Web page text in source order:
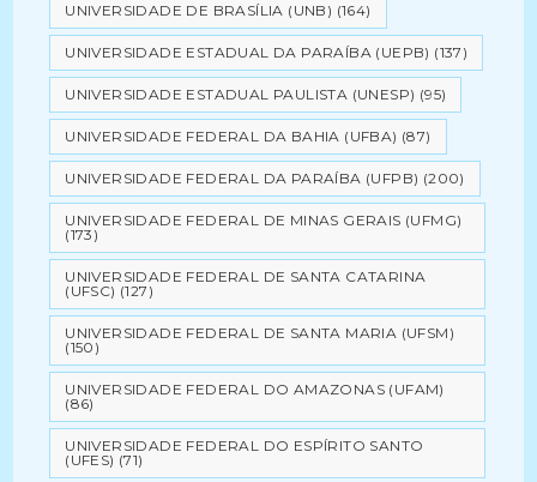
UNIVERSIDADE DE BRASÍLIA (UNB) (164)
UNIVERSIDADE ESTADUAL DA PARAÍBA (UEPB) (137)
UNIVERSIDADE ESTADUAL PAULISTA (UNESP) (95)
UNIVERSIDADE FEDERAL DA BAHIA (UFBA) (87)
UNIVERSIDADE FEDERAL DA PARAÍBA (UFPB) (200)
UNIVERSIDADE FEDERAL DE MINAS GERAIS (UFMG)
(173)
UNIVERSIDADE FEDERAL DE SANTA CATARINA
(UFSC) (127)
UNIVERSIDADE FEDERAL DE SANTA MARIA (UFSM)
(150)
UNIVERSIDADE FEDERAL DO AMAZONAS (UFAM)
(86)
UNIVERSIDADE FEDERAL DO ESPÍRITO SANTO
(UFES) (71)